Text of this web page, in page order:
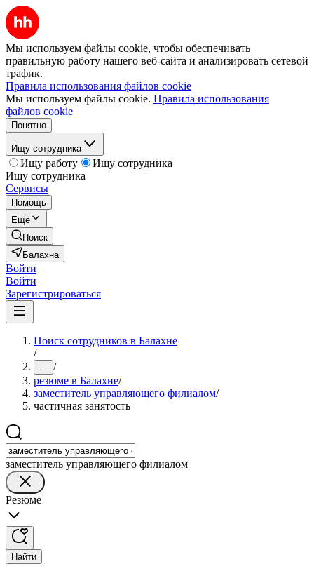
Мы используем файлы cookie, чтобы обеспечивать
правильную работу нашего веб-сайта и анализировать сетевой
трафик.
Правила использования файлов cookie
Мы используем файлы cookie. Правила использования
файлов cookie
Понятно
Ищу сотрудника
Ищу работу
Ищу сотрудника
Ищу сотрудника
Сервисы
Помощь
Ещё
Поиск
Балахна
Войти
Войти
Зарегистрироваться
Поиск сотрудников в Балахне
/
... /
резюме в Балахне/
заместитель управляющего филиалом/
частичная занятость
заместитель управляющего филиалом
Резюме
Найти